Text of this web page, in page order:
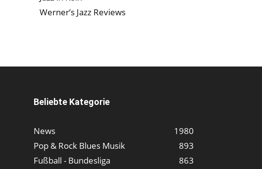
Werner’s Jazz Reviews
Beliebte Kategorie
News
1980
Pop & Rock Blues Musik
893
Fußball - Bundesliga
863